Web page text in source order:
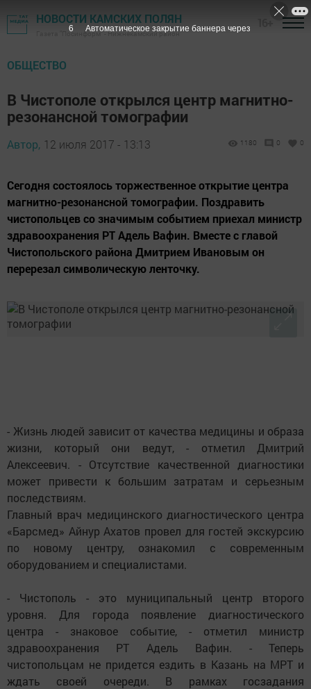
НОВОСТИ КАМСКИХ ПОЛЯН
Газета "Посинформ" - Нижнекамский район
ОБЩЕСТВО
В Чистополе открылся центр магнитно-
резонансной томографии
Автор, 12 июля 2017 - 13:13 1180 0 0
Сегодня состоялось торжественное открытие центра
магнитно-резонансной томографии. Поздравить
чистопольцев со значимым событием приехал министр
здравоохранения РТ Адель Вафин. Вместе с главой
Чистопольского района Дмитрием Ивановым он
перерезал символическую ленточку.
- Жизнь людей зависит от качества медицины и образа
жизни, который они ведут, - отметил Дмитрий
Алексеевич. - Отсутствие качественной диагностики
может привести к большим затратам и серьезным
последствиям.
Главный врач медицинского диагностического центра
«Барсмед» Айнур Ахатов провел для гостей экскурсию
по новому центру, ознакомил с современным
оборудованием и специалистами.
- Чистополь - это муниципальный центр второго
уровня. Для города появление диагностического
центра - знаковое событие, - отметил министр
здравоохранения РТ Адель Вафин. - Теперь
чистопольцам не придется ездить в Казань на МРТ и
ждать своей очереди. В рамках госзадания
5 Автоматическое закрытие баннера через